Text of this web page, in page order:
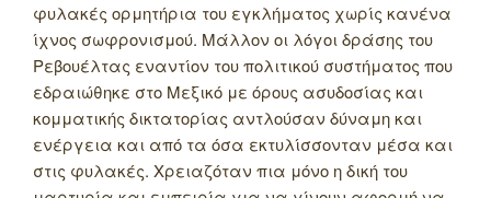
φυλακές ορμητήρια του εγκλήματος χωρίς κανένα
ίχνος σωφρονισμού. Μάλλον οι λόγοι δράσης του
Ρεβουέλτας εναντίον του πολιτικού συστήματος που
εδραιώθηκε στο Μεξικό με όρους ασυδοσίας και
κομματικής δικτατορίας αντλούσαν δύναμη και
ενέργεια και από τα όσα εκτυλίσσονταν μέσα και
στις φυλακές. Χρειαζόταν πια μόνο η δική του